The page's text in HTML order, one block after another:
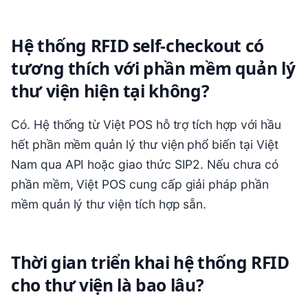
Hệ thống RFID self-checkout có
tương thích với phần mềm quản lý
thư viện hiện tại không?
Có. Hệ thống từ Việt POS hỗ trợ tích hợp với hầu
hết phần mềm quản lý thư viện phổ biến tại Việt
Nam qua API hoặc giao thức SIP2. Nếu chưa có
phần mềm, Việt POS cung cấp giải pháp phần
mềm quản lý thư viện tích hợp sẵn.
Thời gian triển khai hệ thống RFID
cho thư viện là bao lâu?